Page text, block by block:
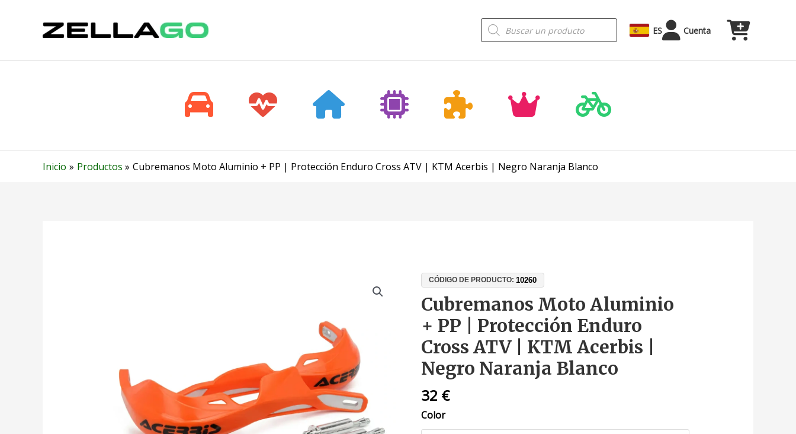
contenido
Búsqueda
de
productos
ES Cuenta
Inicio Productos Cubremanos Moto Aluminio + PP | Protección Enduro Cross ATV | KTM Acerbis | Negro Naranja Blanco
CÓDIGO DE PRODUCTO:10260
Cubremanos Moto Aluminio
+ PP | Protección Enduro
Cross ATV | KTM Acerbis |
Negro Naranja Blanco
32 €
Color
Cubremanos
Moto
Aluminio
+
PP
|
Protección
Enduro
Cross
ATV
|